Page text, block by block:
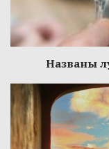
Названы